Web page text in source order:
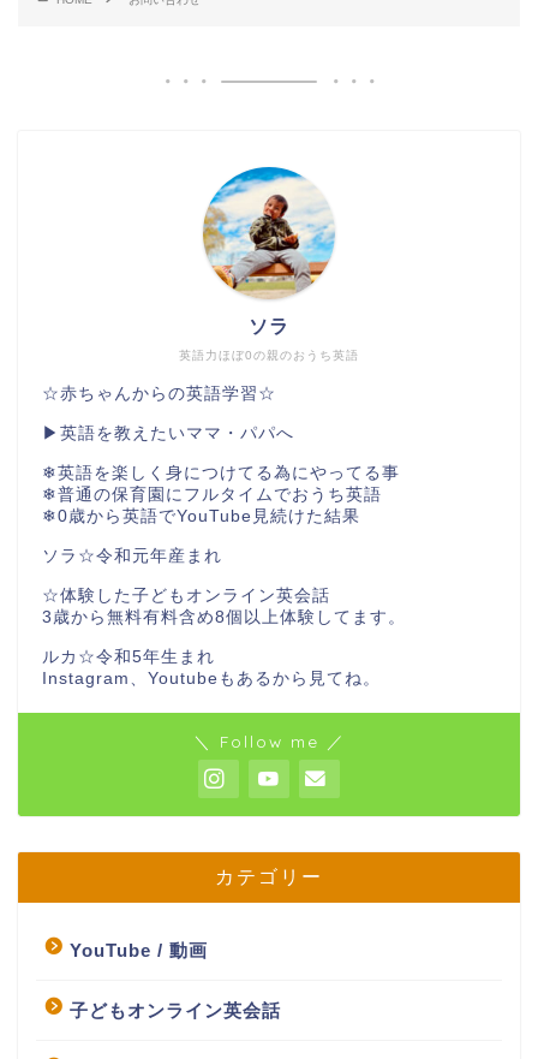
英語力ほぼ0の親のおうち英語
ソラ
☆赤ちゃんからの英語学習☆
▶︎英語を教えたいママ・パパへ
❄︎英語を楽しく身につけてる為にやってる事
❄︎普通の保育園にフルタイムでおうち英語
❄︎0歳から英語でYouTube見続けた結果
ソラ☆令和元年産まれ
☆体験した子どもオンライン英会話
3歳から無料有料含め8個以上体験してます。
ルカ☆令和5年生まれ
Instagram、Youtubeもあるから見てね。
＼ Follow me ／
カテゴリー
YouTube / 動画
子どもオンライン英会話